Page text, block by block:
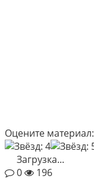
Оцените материал:
Загрузка...
0
196